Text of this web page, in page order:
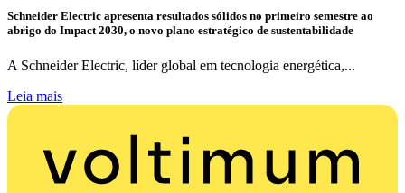
Schneider Electric apresenta resultados sólidos no primeiro semestre ao
abrigo do Impact 2030, o novo plano estratégico de sustentabilidade
A Schneider Electric, líder global em tecnologia energética,...
Leia mais